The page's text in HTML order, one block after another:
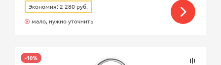
Экономия: 2 280 руб.
мало, нужно уточнить
-10%